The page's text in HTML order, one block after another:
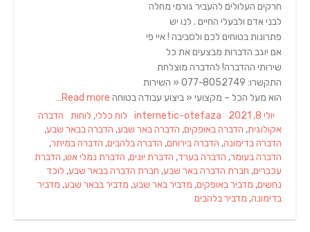
חרקים העלולים להעביר גורמי מחלה
לבני אדם ולבעלי החיים . לנו יש
פתרונות בטוחים לכם ולסביבה ! איי פי
אם יוגב הדברות מבצעים את כל
שירותי ההדברה! להדברה מוצלחת
התקשרו: 077-8052749 « השירות
הוא מעל הכל – מקצועי « ביצוע עבודה בטוחהRead more…
Posted
on
יולי 8, 2021 Author
internetic-otefaza
Categories
לוח כללי,לוחות Tags
הדברה
אקולוגית,הדברה באופקים,הדברה באר שבע,הדברה בבאר שבע,
הדברה בדימונה,הדברה בירוחם,הדברה בלהבים,הדברה במיתר,
הדברה בעומר,הדברה בערד,הדברת יונים,הדברת נמלי אש,הדברת
עכברים,חברת הדברה באר שבע,חברת הדברה בבאר שבע,לוכד
נחשים,מדביר באופקים,מדביר באר שבע,מדביר בבאר שבע,מדביר
בדימונה,מדביר בלהבים